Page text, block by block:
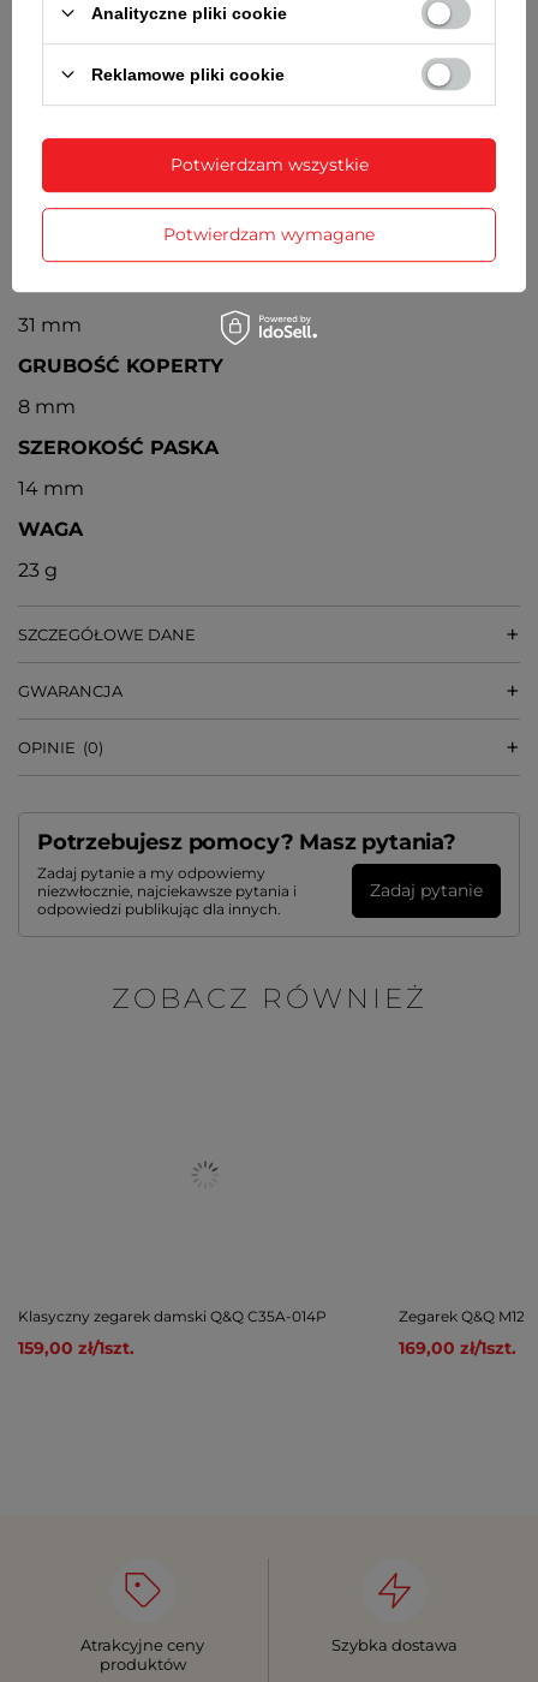
ZAPIĘCIE
Orientacyjny czas działania zegarka bez
konieczności wymiany baterii - 3 lata
Kwarcowy, japoński
31 mm
GRUBOŚĆ KOPERTY
8 mm
SZEROKOŚĆ PASKA
14 mm
WAGA
23 g
SZCZEGÓŁOWE DANE
GWARANCJA
OPINIE (0)
Potrzebujesz pomocy? Masz pytania?
Zadaj pytanie a my odpowiemy
niezwłocznie, najciekawsze pytania i
odpowiedzi publikując dla innych.
Zadaj pytanie
ZOBACZ RÓWNIEŻ
Klasyczny zegarek damski Q&Q C35A-014P
159,00 zł/1szt.
Zegarek Q&Q
169,00 zł/1szt.
Atrakcyjne ceny
produktów
Szybka dostawa
Analityczne pliki cookie
Reklamowe pliki cookie
Potwierdzam wymagane
Potwierdzam wszystkie